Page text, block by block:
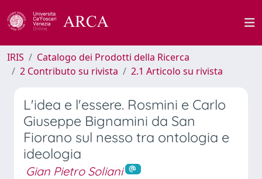
IRIS
Catalogo dei Prodotti della Ricerca
2 Contributo su rivista
2.1 Articolo su rivista
L'idea e l'essere. Rosmini e Carlo
Giuseppe Bignamini da San
Fiorano sul nesso tra ontologia e
ideologia
Gian Pietro Soliani